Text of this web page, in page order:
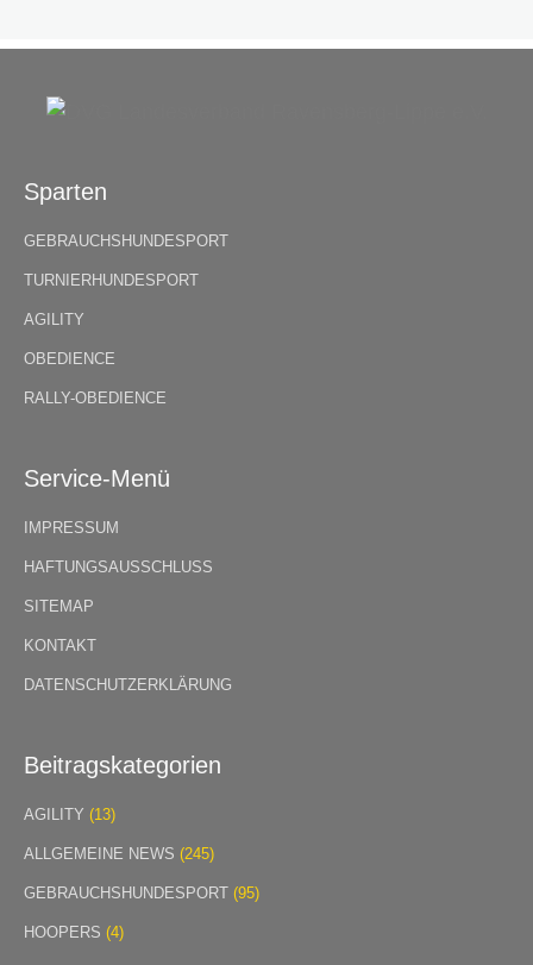
Sparten
GEBRAUCHSHUNDESPORT
TURNIERHUNDESPORT
AGILITY
OBEDIENCE
RALLY-OBEDIENCE
Service-Menü
IMPRESSUM
HAFTUNGSAUSSCHLUSS
SITEMAP
KONTAKT
DATENSCHUTZERKLÄRUNG
Beitragskategorien
AGILITY (13)
ALLGEMEINE NEWS (245)
GEBRAUCHSHUNDESPORT (95)
HOOPERS (4)